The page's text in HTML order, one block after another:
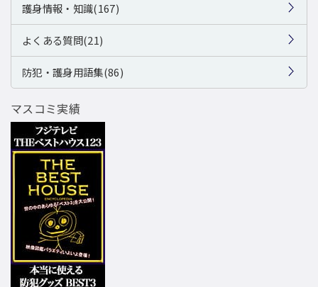
護身情報・知識(167)
よくある質問(21)
防犯・護身用語集(86)
マスコミ実績